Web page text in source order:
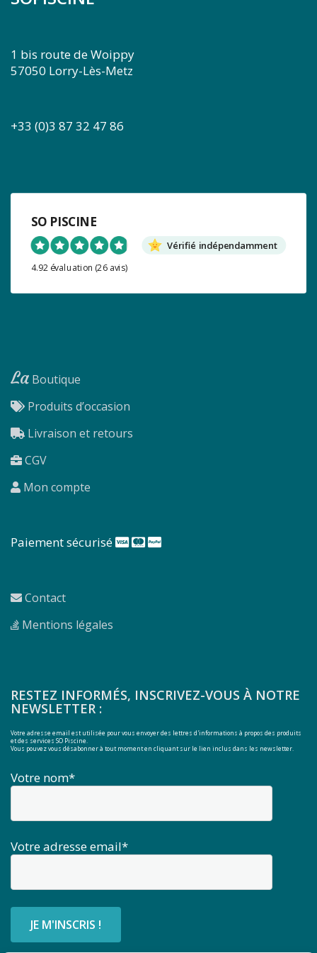
1 bis route de Woippy
57050 Lorry-Lès-Metz
+33 (0)3 87 32 47 86
SO PISCINE
Vérifié indépendamment
4.92 évaluation (26 avis)
La Boutique
Produits d’occasion
Livraison et retours
CGV
Mon compte
Paiement sécurisé
Contact
Mentions légales
RESTEZ INFORMÉS, INSCRIVEZ-VOUS À NOTRE
NEWSLETTER :
Votre adresse email est utilisée pour vous envoyer des lettres d'informations à propos des produits
et des services SO Piscine.
Vous pouvez vous désabonner à tout moment en cliquant sur le lien inclus dans les newsletter.
Votre nom*
Votre adresse email*